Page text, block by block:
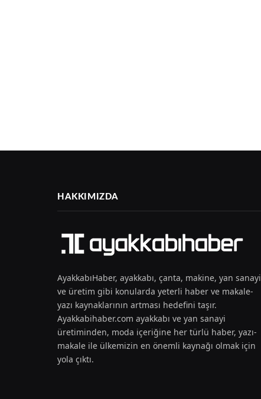
HAKKIMIZDA
AyakkabıHaber, ayakkabı, çanta, makine, yan sanayi
ve üretim gibi konularda yeterli haber ve makale-
yazı kaynaklarının artması hedefini taşır.
Ayakkabihaber.com ayakkabı ve yan sanayi
üretiminden, moda içeriğine her türlü haber, yazı-
makale ile ülkemizin en önemli kaynağı olmak için
yola çıktı.